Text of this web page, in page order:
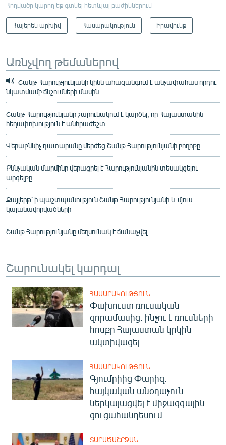
Հոդվածը կարող եք գտնել հետևյալ բաժիններում
Հայերեն արխիվ Հասարակություն Իրավունք
Առնչվող թեմաներով
Շանթ Հարությունյանի կինն ահազանգում է անչափահաս որդու
նկատմամբ ճնշումների մասին
Շանթ Հարությունյանը շարունակում է կարծել, որ Հայաստանին
հեղափոխություն է անհրաժեշտ
Վերաքննիչ դատարանը մերժեց Շանթ Հարությունյանի բողոքը
Քննչական մարմինը վերացրել է Հարությունյանին տեսակցելու
արգելքը
Քայլերթ՝ ի պաշտպանություն Շանթ Հարությունյանի և մյուս
կալանավորվածների
Շանթ Հարությունյանը մեղսունակ է ճանաչվել
Շարունակել կարդալ
ՀԱՍԱՐԱԿՈՒԹՅՈՒՆ
Փախուստ ռուսական
զորամասից. ինչու է ռուսների
հոսքը Հայաստան կրկին
ակտիվացել
ՀԱՍԱՐԱԿՈՒԹՅՈՒՆ
Գյումրիից Փարիզ․
հայկական անօդաչուն
ներկայացվել է միջազգային
ցուցահանդեսում
ՏԱՐԱԾԱՇՐՋԱՆ